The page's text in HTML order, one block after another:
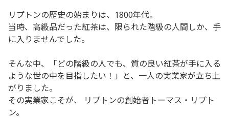
リプトンの歴史の始まりは、1800年代。
当時、高級品だった紅茶は、限られた階級の人間しか、手
に入りませんでした。
そんな中、「どの階級の人でも、質の良い紅茶が手に入る
ような世の中を目指したい！」と、一人の実業家が立ち上
がりました。
その実業家こそが、 リプトンの創始者トーマス・リプト
ン。